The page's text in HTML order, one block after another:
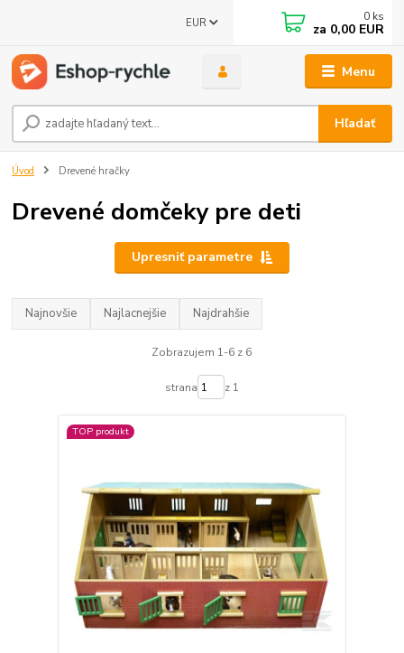
Menu
EUR
Hľadať
0 ks
za 0,00 EUR
Úvod Drevené hračky
Drevené domčeky pre deti
Upresniť parametre
Najnovšie Najlacnejšie Najdrahšie
Zobrazujem 1-6 z 6
strana z 1
TOP produkt